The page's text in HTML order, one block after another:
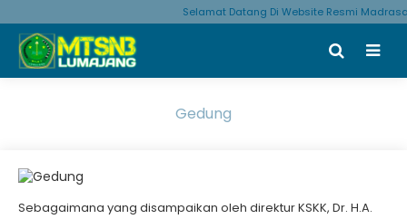
Selamat Datang Di Website Resmi
Gedung
Sebagaimana yang disampaikan oleh direktur KSKK, Dr. H.A.